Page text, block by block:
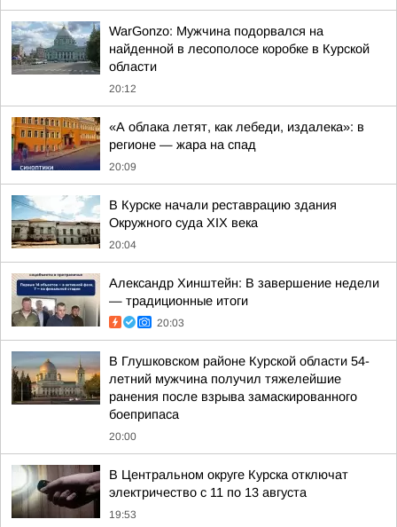
WarGonzo: Мужчина подорвался на
найденной в лесополосе коробке в Курской
области
20:12
«А облака летят, как лебеди, издалека»: в
регионе — жара на спад
20:09
В Курске начали реставрацию здания
Окружного суда XIX века
20:04
Александр Хинштейн: В завершение недели
— традиционные итоги
20:03
В Глушковском районе Курской области 54-
летний мужчина получил тяжелейшие
ранения после взрыва замаскированного
боеприпаса
20:00
В Центральном округе Курска отключат
электричество с 11 по 13 августа
19:53